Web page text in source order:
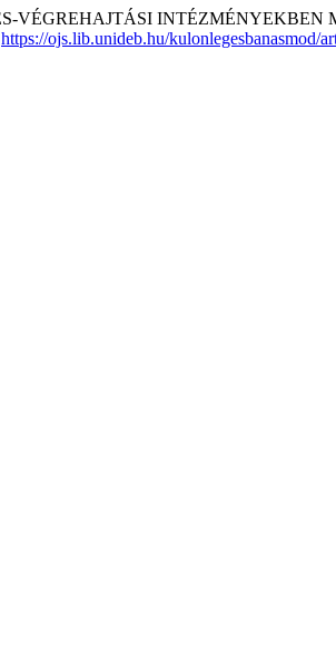
VÉGREHAJTÁSI INTÉZMÉNYEKBEN
https://ojs.lib.unideb.hu/kulonlegesbanasmod/